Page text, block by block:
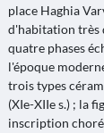
place Haghia
d'habitation très
quatre phases
l'époque
trois types
(XIe-XIIe s.) ; la
inscription